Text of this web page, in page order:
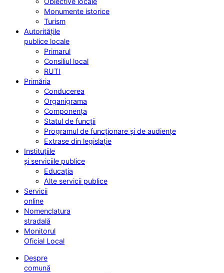
Monumente istorice
Turism
Autoritățile
publice locale
Primarul
Consiliul local
RUTI
Primăria
Conducerea
Organigrama
Componența
Statul de funcții
Programul de funcționare și de audiențe
Extrase din legislație
Instituțiile
și serviciile publice
Educația
Alte servicii publice
Servicii
online
Nomenclatura
stradală
Monitorul
Oficial Local
Despre
comună